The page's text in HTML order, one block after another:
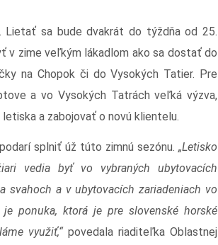
sa bude dvakrát do týždňa od 25.
v zime veľkým lákadlom ako sa dostať do
na Chopok či do Vysokých Tatier. Pre
a vo Vysokých Tatrách veľká výzva,
a zabojovať o novú klientelu.
splniť úž túto zimnú sezónu. „Letisko
vedia byť vo vybraných ubytovacích
svahoch a v ubytovacích zariadeniach vo
ponuka, ktorá je pre slovenské horské
využiť,“povedala riaditeľka Oblastnej